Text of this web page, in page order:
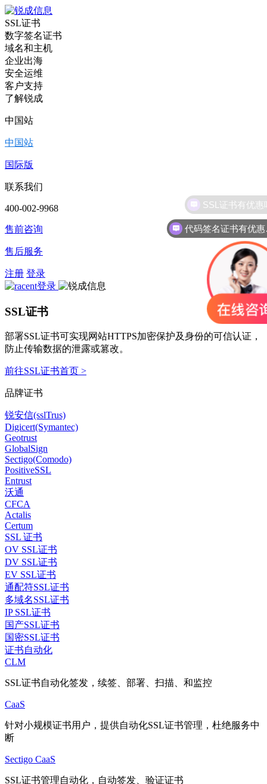
SSL证书
数字签名证书
域名和主机
企业出海
安全运维
客户支持
了解锐成
中国站
中国站
国际版
联系我们
400-002-9968
售前咨询
售后服务
注册 登录
SSL证书
部署SSL证书可实现网站HTTPS加密保护及身份的可信认证，
防止传输数据的泄露或篡改。
前往SSL证书首页 >
品牌证书
锐安信(sslTrus)
Digicert(Symantec)
Geotrust
GlobalSign
Sectigo(Comodo)
PositiveSSL
Entrust
沃通
CFCA
Actalis
Certum
SSL 证书
OV SSL证书
DV SSL证书
EV SSL证书
通配符SSL证书
多域名SSL证书
IP SSL证书
国产SSL证书
国密SSL证书
证书自动化
CLM
SSL证书自动化签发，续签、部署、扫描、和监控
CaaS
针对小规模证书用户，提供自动化SSL证书管理，杜绝服务中
断
Sectigo CaaS
SSL证书管理自动化，自动签发、验证证书